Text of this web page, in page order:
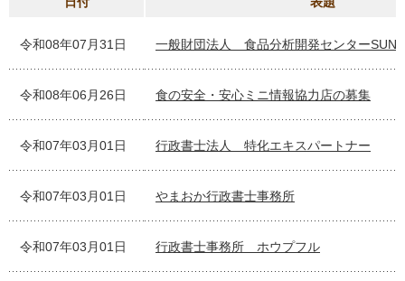
令和08年07月31日 一般財団法人 食品分析開発センター
令和08年06月26日 食の安全・安心ミニ情報協力店の募集
令和07年03月01日 行政書士法人 特化エキスパートナー
令和07年03月01日 やまおか行政書士事務所
令和07年03月01日 行政書士事務所 ホウプフル